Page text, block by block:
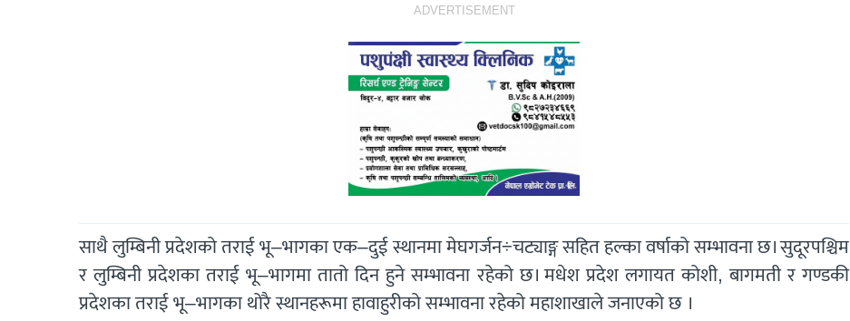
ADVERTISEMENT
साथै लुम्बिनी प्रदेशको तराई भू–भागका एक–दुई स्थानमा मेघगर्जन÷चट्याङ्ग सहित हल्का वर्षाको सम्भावना छ। सुदूरपश्चिम
र लुम्बिनी प्रदेशका तराई भू–भागमा तातो दिन हुने सम्भावना रहेको छ। मधेश प्रदेश लगायत कोशी, बागमती र गण्डकी
प्रदेशका तराई भू–भागका थोरै स्थानहरूमा हावाहुरीको सम्भावना रहेको महाशाखाले जनाएको छ ।